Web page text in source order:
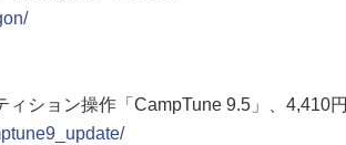
ィション操作「CampTune 9.5」、4,410円